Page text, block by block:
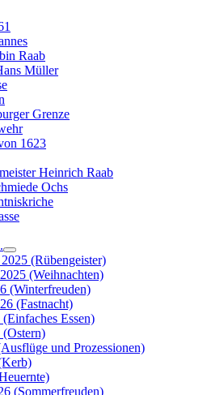
Raab
Müller
Grenze
1623
Heinrich Raab
Ochs
(Rübengeister)
(Weihnachten)
(Winterfreuden)
(Fastnacht)
Essen)
und Prozessionen)
(Sommerfreuden)